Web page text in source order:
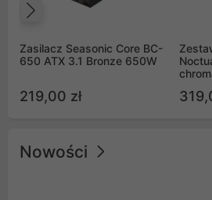
Zasilacz Seasonic Core BC-
650 ATX 3.1 Bronze 650W
219,00 zł
(2szt)
Nowości